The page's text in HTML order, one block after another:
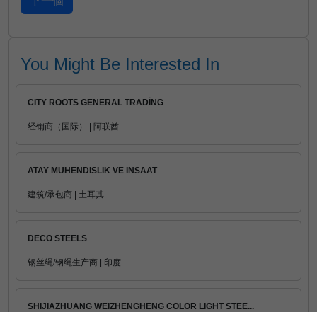
You Might Be Interested In
CITY ROOTS GENERAL TRADİNG
经销商（国际） | 阿联酋
ATAY MUHENDISLIK VE INSAAT
建筑/承包商 | 土耳其
DECO STEELS
钢丝绳/钢绳生产商 | 印度
SHIJIAZHUANG WEIZHENGHENG COLOR LIGHT STEE...